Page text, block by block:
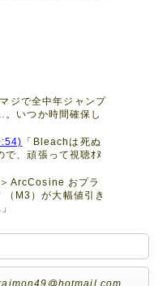
マジで全中年ジャンプ
いつか時間確保し
「Bleachは死ぬ
で、頑張って視聴ｵﾇ
＞ArcCosine おプラ
M3）が大幅値引き